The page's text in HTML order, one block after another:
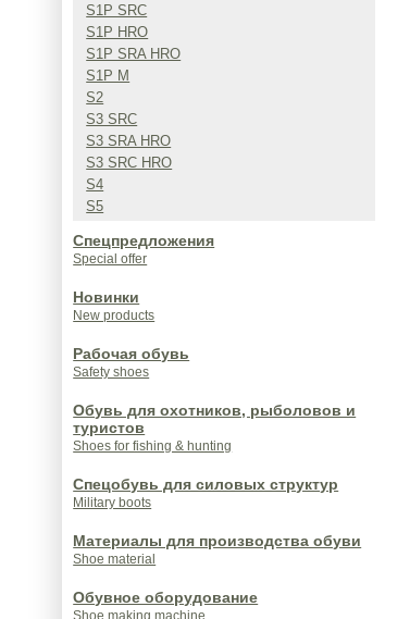
S1P SRC
S1P HRO
S1P SRA HRO
S1P M
S2
S3 SRC
S3 SRA HRO
S3 SRC HRO
S4
S5
Спецпредложения
Special offer
Новинки
New products
Рабочая обувь
Safety shoes
Обувь для охотников, рыболовов и
туристов
Shoes for fishing & hunting
Спецобувь для силовых структур
Military boots
Материалы для производства обуви
Shoe material
Обувное оборудование
Shoe making machine